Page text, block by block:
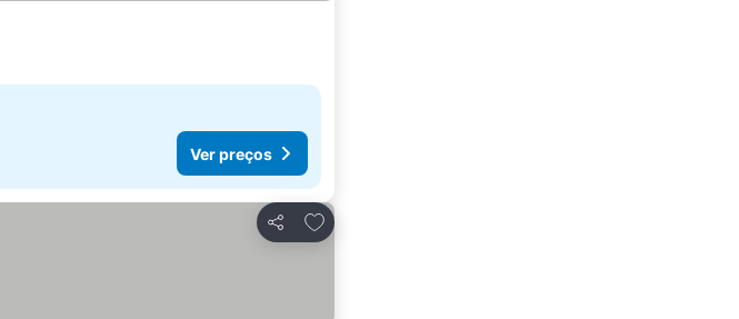
Ver preços
Partilhar
Adicionar aos favoritos